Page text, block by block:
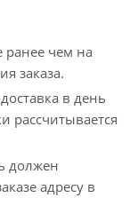
ранее чем на
заказа.
в день
рассчитывается
должен
адресу в